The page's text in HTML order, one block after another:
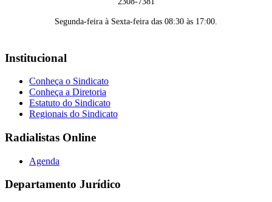
Segunda-feira à Sexta-feira das 08:30 às 17:00.
Institucional
Conheça o Sindicato
Conheça a Diretoria
Estatuto do Sindicato
Regionais do Sindicato
Radialistas Online
Agenda
Departamento Jurídico